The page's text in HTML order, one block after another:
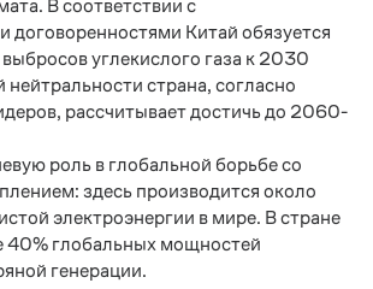
В соответствии с
Китай обязуется
углекислого газа к 2030
нейтральности страна, согласно
рассчитывает достичь до 2060-
роль в глобальной борьбе со
здесь производится около
электроэнергии в мире. В стране
40% глобальных мощностей
генерации.